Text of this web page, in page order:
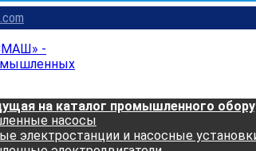
насосы
электростанции и насосные